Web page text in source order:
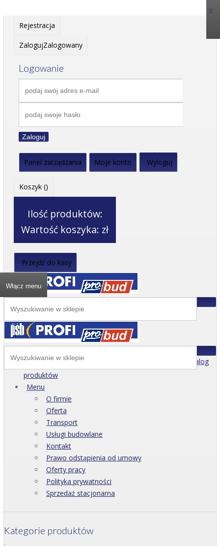
Rejestracja
ZalogujZalogowany
Logowanie
Zaloguj
Panel zarządzania Moje konto Wyloguj
Koszyk ()
Ilość produktów:
Wartość koszyka: zł
Przejdź do kasy
Włącz menu
Katalog
produktów
Menu
O firmie
Oferta
Transport
Usługi budowlane
Kontakt
Prawo odstąpienia od umowy
Oferty pracy
Polityka prywatności
Sprzedaż stacjonarna
Kategorie produktów